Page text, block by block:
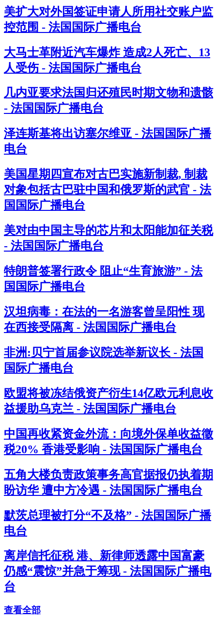
美扩大对外国签证申请人所用社交账户监
控范围 - 法国国际广播电台
大马士革附近汽车爆炸 造成2人死亡、13
人受伤 - 法国国际广播电台
几内亚要求法国归还殖民时期文物和遗骸
- 法国国际广播电台
泽连斯基将出访塞尔维亚 - 法国国际广播
电台
美国星期四宣布对古巴实施新制裁, 制裁
对象包括古巴驻中国和俄罗斯的武官 - 法
国国际广播电台
美对由中国主导的芯片和太阳能加征关税
- 法国国际广播电台
特朗普签署行政令 阻止“生育旅游” - 法
国国际广播电台
汉坦病毒：在法的一名游客曾呈阳性 现
在西接受隔离 - 法国国际广播电台
非洲:贝宁首届参议院选举新议长 - 法国
国际广播电台
欧盟将被冻结俄资产衍生14亿欧元利息收
益援助乌克兰 - 法国国际广播电台
中国再收紧资金外流：向境外保单收益徵
税20% 香港受影响 - 法国国际广播电台
五角大楼负责政策事务高官据报仍执着期
盼访华 遭中方冷遇 - 法国国际广播电台
默茨总理被打分“不及格” - 法国国际广播
电台
离岸信托征税 港、新律师透露中国富豪
仍感“震惊”并急于筹现 - 法国国际广播电
台
查看全部